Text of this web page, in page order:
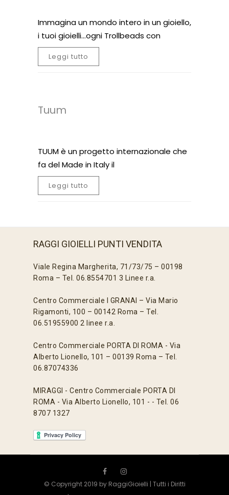
Immagina un mondo intero in un gioiello,
i tuoi gioielli…ogni Trollbeads con
Leggi tutto
Tuum
TUUM è un progetto internazionale che
fa del Made in Italy il
Leggi tutto
RAGGI GIOIELLI PUNTI VENDITA
Viale Regina Margherita, 71/73/75 – 00198
Roma – Tel. 06.8554701 3 Linee r.a.
Centro Commerciale I GRANAI – Via Mario
Rigamonti, 100 – 00142 Roma – Tel.
06.51955900 2 linee r.a.
Centro Commerciale PORTA DI ROMA - Via
Alberto Lionello, 101 – 00139 Roma – Tel.
06.87074336
MIRAGGI - Centro Commerciale PORTA DI
ROMA - Via Alberto Lionello, 101 - - Tel. 06
8707 1327
© Copyright 2019 by RaggiGioielli | Tutti i Diritti